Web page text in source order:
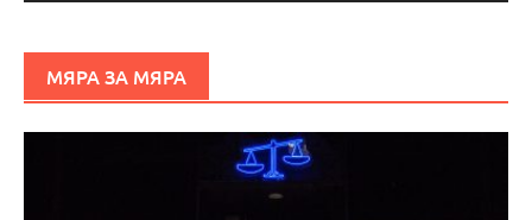
МЯРА ЗА МЯРА